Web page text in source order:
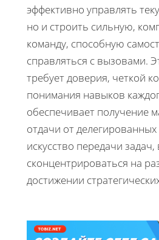
эффективно управлять
но и строить сильную,
команду, способную
справляться с вызовами.
требует доверия, четкой
понимания навыков
обеспечивает получение
отдачи от
искусство передачи
сконцентрироваться на
достижении